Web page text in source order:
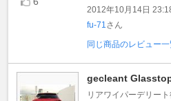
2012年10月14日
fu-71 さん
同じ商品のレビュー
gecleant
リアワイパーデリー